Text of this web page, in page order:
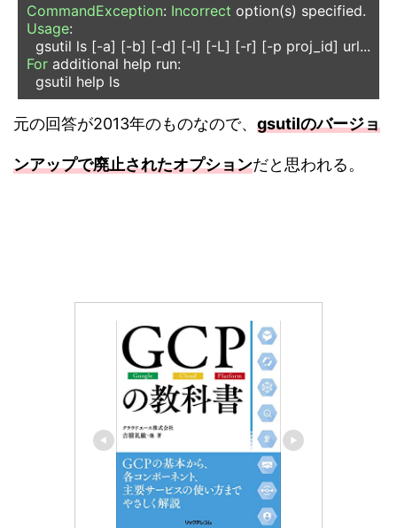
CommandException: Incorrect option(s) specified.
Usage:
  gsutil ls
[-a] [-b] [-d] [-l] [-L] [-r] [-p proj_id] url...
For additional help run:
  gsutil help ls
元の回答が2013年のものなので、 gsutilのバージョ
ンアップで廃止されたオプションだと思われる。